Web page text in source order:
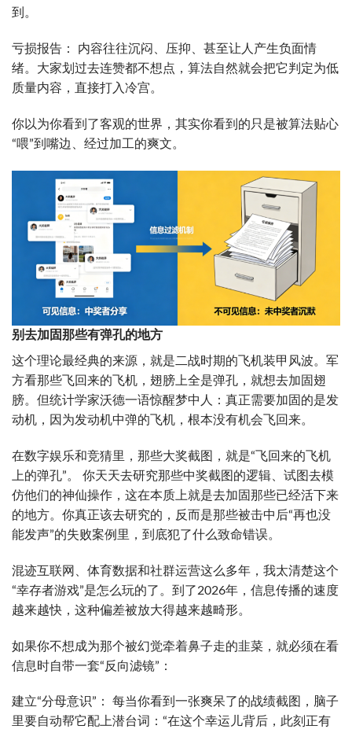
到。
亏损报告： 内容往往沉闷、压抑、甚至让人产生负面情
绪。大家划过去连赞都不想点，算法自然就会把它判定为低
质量内容，直接打入冷宫。
你以为你看到了客观的世界，其实你看到的只是被算法贴心
“喂”到嘴边、经过加工的爽文。
别去加固那些有弹孔的地方
这个理论最经典的来源，就是二战时期的飞机装甲风波。军
方看那些飞回来的飞机，翅膀上全是弹孔，就想去加固翅
膀。但统计学家沃德一语惊醒梦中人：真正需要加固的是发
动机，因为发动机中弹的飞机，根本没有机会飞回来。
在数字娱乐和竞猜里，那些大奖截图，就是“飞回来的飞机
上的弹孔”。 你天天去研究那些中奖截图的逻辑、试图去模
仿他们的神仙操作，这在本质上就是去加固那些已经活下来
的地方。你真正该去研究的，反而是那些被击中后“再也没
能发声”的失败案例里，到底犯了什么致命错误。
混迹互联网、体育数据和社群运营这么多年，我太清楚这个
“幸存者游戏”是怎么玩的了。到了2026年，信息传播的速度
越来越快，这种偏差被放大得越来越畸形。
如果你不想成为那个被幻觉牵着鼻子走的韭菜，就必须在看
信息时自带一套“反向滤镜”：
建立“分母意识”： 每当你看到一张爽呆了的战绩截图，脑子
里要自动帮它配上潜台词：“在这个幸运儿背后，此刻正有